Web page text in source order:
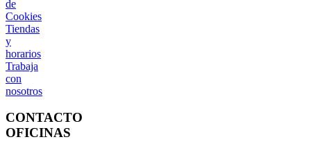
de
Cookies
Tiendas
y
horarios
Trabaja
con
nosotros
CONTACTO
OFICINAS